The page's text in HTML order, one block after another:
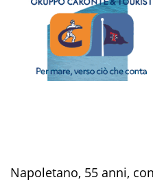
Napoletano, 55 anni,